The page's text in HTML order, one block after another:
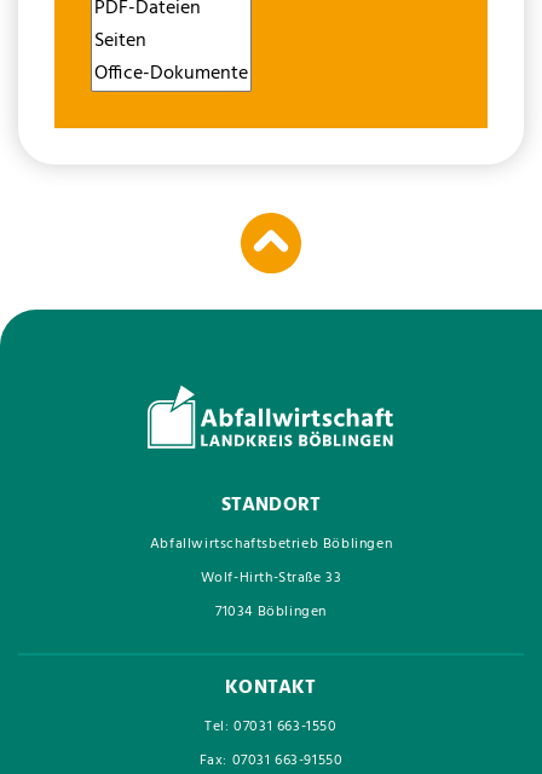
STANDORT
Abfallwirtschaftsbetrieb Böblingen
Wolf-Hirth-Straße 33
71034 Böblingen
KONTAKT
Tel: 07031 663-1550
Fax: 07031 663-91550